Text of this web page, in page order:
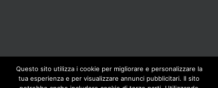
BOLIS ITALIA S.R.L. a socio unico - VIA F.LLI KENNEDY - 23881 AIRUNO
Questo sito utilizza i cookie per migliorare e personalizzare la
tua esperienza e per visualizzare annunci pubblicitari. Il sito